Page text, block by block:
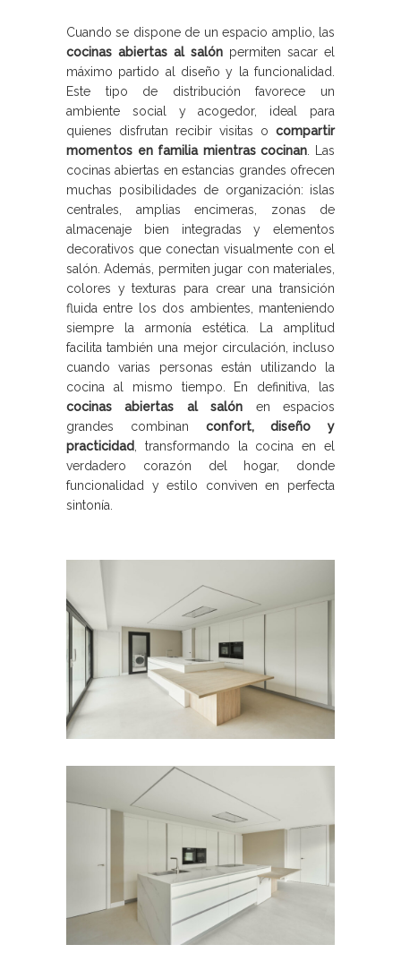
Cuando se dispone de un espacio amplio, las
cocinas abiertas al salón permiten sacar el
máximo partido al diseño y la funcionalidad.
Este tipo de distribución favorece un
ambiente social y acogedor, ideal para
quienes disfrutan recibir visitas o compartir
momentos en familia mientras cocinan . Las
cocinas abiertas en estancias grandes ofrecen
muchas posibilidades de organización: islas
centrales, amplias encimeras, zonas de
almacenaje bien integradas y elementos
decorativos que conectan visualmente con el
salón. Además, permiten jugar con materiales,
colores y texturas para crear una transición
fluida entre los dos ambientes, manteniendo
siempre la armonía estética. La amplitud
facilita también una mejor circulación, incluso
cuando varias personas están utilizando la
cocina al mismo tiempo. En definitiva, las
cocinas abiertas al salón en espacios
grandes combinan confort, diseño y
practicidad
, transformando la cocina en el
verdadero corazón del hogar, donde
funcionalidad y estilo conviven en perfecta
sintonía.